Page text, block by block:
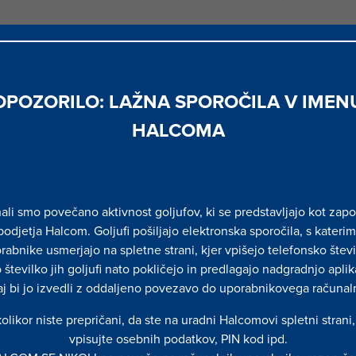
prenesel na končnega uporabnika, tretji ponudniki
uporabnika ter razvili lastne plačilne platforme. Na
do računov ostalih bank možnost zagotoviti
prinaša prednosti za vse tri deležnike finančnega
ponudnike storitev; Halcomova rešitev za odprto
ki te prednosti približuje prav vsem.
uporabnike
PSD2 direktive prenaša na končnega uporabnika, saj
pregled nad finančnim stanjem ter nižji stroški
od vsake banke posebej v nestandardizirani obliki
bodo uporabniki sami odločili, kje ter pod kakšnimi
ter izvajali plačila. Podatki o vseh računih bodo
tretjih ponudnikov.
LAŽNA SPOROČILA V
HALCOMA
smo povečano aktivnost goljufov, ki se predstavljajo kot
Halcom. Goljufi pošiljajo elektronska sporočila, s
usmerjajo na spletne strani, kjer vpišejo telefonsko
številko jih goljufi nato pokličejo in predlagajo nadgradnjo
bi jo izvedli z oddaljeno povezavo do uporabnikovega
niste prepričani, da ste na uradni Halcomovi spletni
vpisujte osebnih podatkov, PIN kod ipd.